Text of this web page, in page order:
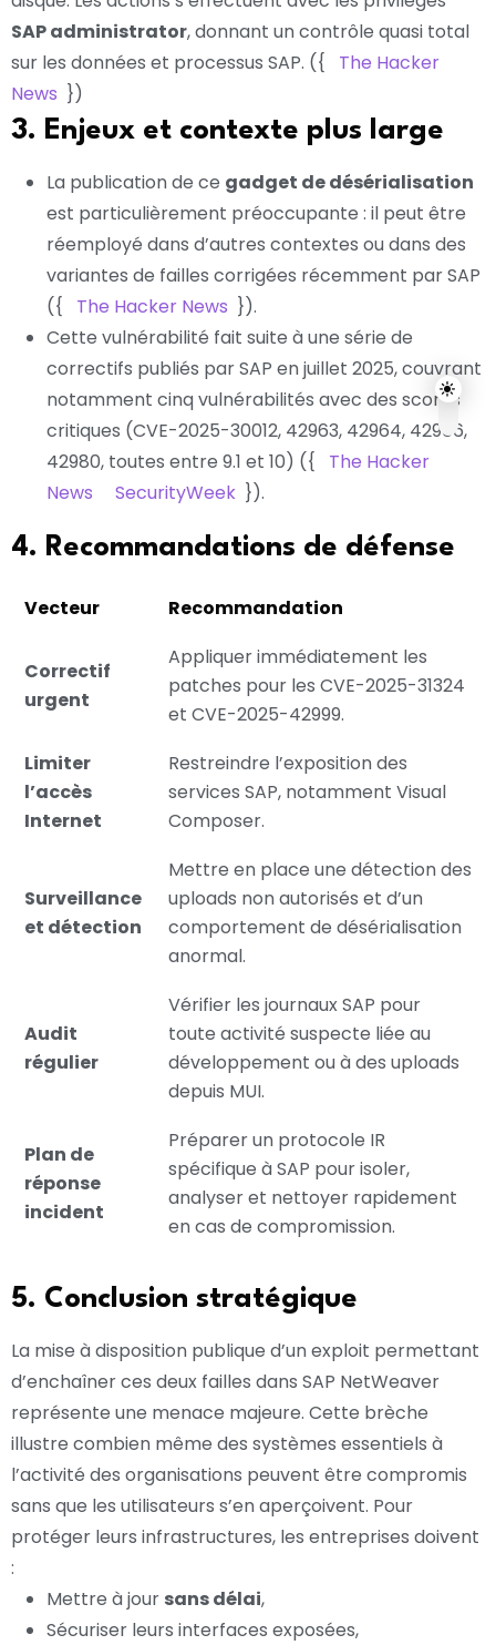
SAP administrator, donnant un contrôle quasi total
sur les données et processus SAP. ({
The Hacker
News })
3. Enjeux et contexte plus large
La publication de ce gadget de désérialisation
est particulièrement préoccupante : il peut être
réemployé dans d’autres contextes ou dans des
variantes de failles corrigées récemment par SAP
({
The Hacker News }).
Cette vulnérabilité fait suite à une série de
correctifs publiés par SAP en juillet 2025, couvrant
notamment cinq vulnérabilités avec des scores
critiques (CVE-2025-30012, 42963, 42964, 42966,
42980, toutes entre 9.1 et 10) ({
The Hacker
News
SecurityWeek }).
4. Recommandations de défense
Vecteur Recommandation
Correctif
urgent
Appliquer immédiatement les
patches pour les CVE-2025-31324
et CVE-2025-42999.
Limiter
l’accès
Internet
Restreindre l’exposition des
services SAP, notamment Visual
Composer.
Surveillance
et détection
Mettre en place une détection des
uploads non autorisés et d’un
comportement de désérialisation
anormal.
Audit
régulier
Vérifier les journaux SAP pour
toute activité suspecte liée au
développement ou à des uploads
depuis MUI.
Plan de
réponse
incident
Préparer un protocole IR
spécifique à SAP pour isoler,
analyser et nettoyer rapidement
en cas de compromission.
5. Conclusion stratégique
La mise à disposition publique d’un exploit permettant
d’enchaîner ces deux failles dans SAP NetWeaver
représente une menace majeure. Cette brèche
illustre combien même des systèmes essentiels à
l’activité des organisations peuvent être compromis
sans que les utilisateurs s’en aperçoivent. Pour
protéger leurs infrastructures, les entreprises doivent
:
Mettre à jour sans délai,
Sécuriser leurs interfaces exposées,